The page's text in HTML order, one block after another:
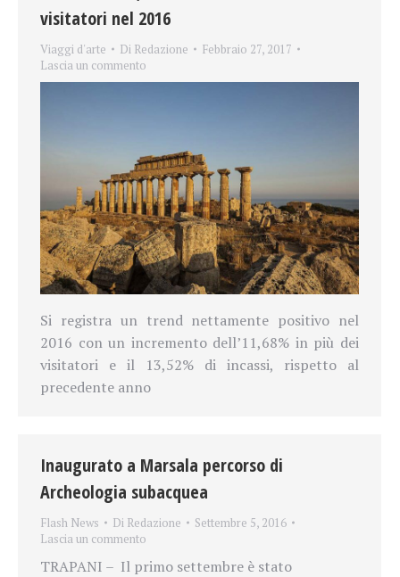
visitatori nel 2016
Viaggi d'arte Di Redazione
Febbraio 27, 2017
Lascia un commento
Si registra un trend nettamente positivo nel
2016 con un incremento dell’11,68% in più dei
visitatori e il 13,52% di incassi, rispetto al
precedente anno
Inaugurato a Marsala percorso di
Archeologia subacquea
Flash News Di Redazione
Settembre 5, 2016
Lascia un commento
TRAPANI – Il primo settembre è stato